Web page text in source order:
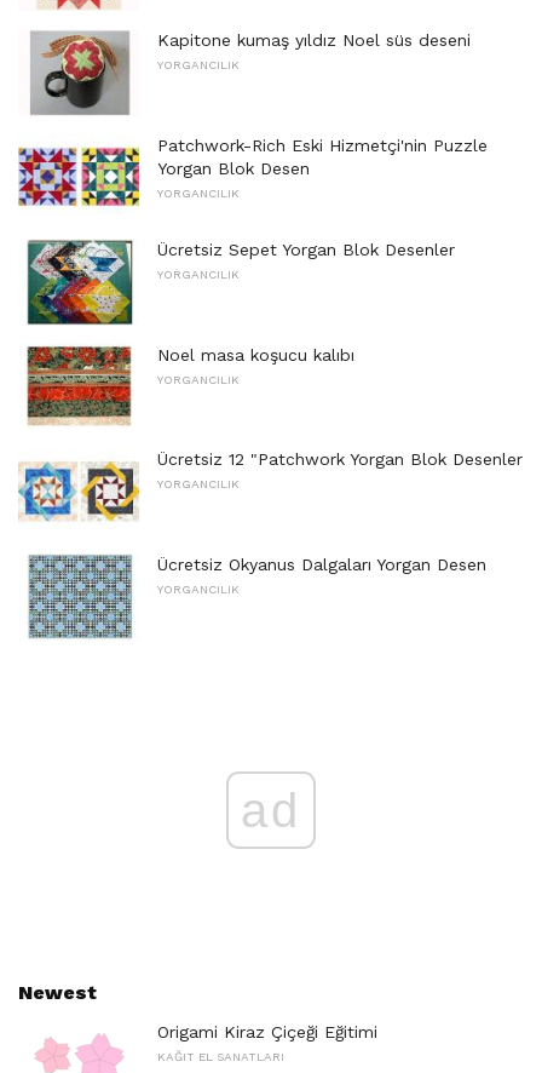
Kapitone kumaş yıldız Noel süs deseni
YORGANCILIK
Patchwork-Rich Eski Hizmetçi'nin Puzzle
Yorgan Blok Desen
YORGANCILIK
Ücretsiz Sepet Yorgan Blok Desenler
YORGANCILIK
Noel masa koşucu kalıbı
YORGANCILIK
Ücretsiz 12 "Patchwork Yorgan Blok Desenler
YORGANCILIK
Ücretsiz Okyanus Dalgaları Yorgan Desen
YORGANCILIK
ad
Newest
Origami Kiraz Çiçeği Eğitimi
KAĞIT EL SANATLARI